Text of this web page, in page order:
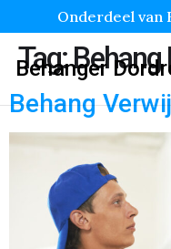
Onderdeel van
Behanger
Tag:Behang
Behang